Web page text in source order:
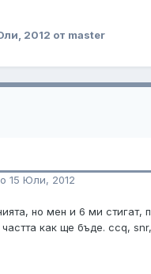
2012 от master
15 Юли, 2012
но мен и 6 ми стигат,
как ще бъде. ccq,